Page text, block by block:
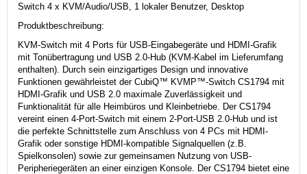
Switch 4 x KVM/Audio/USB, 1 lokaler Benutzer, Desktop
Produktbeschreibung:
KVM-Switch mit 4 Ports für USB-Eingabegeräte und HDMI-Grafik
mit Tonübertragung und USB 2.0-Hub (KVM-Kabel im Lieferumfang
enthalten). Durch sein einzigartiges Design und innovative
Funktionen gewährleistet der CubiQ™ KVMP™-Switch CS1794 mit
HDMI-Grafik und USB 2.0 maximale Zuverlässigkeit und
Funktionalität für alle Heimbüros und Kleinbetriebe. Der CS1794
vereint einen 4-Port-Switch mit einem 2-Port-USB 2.0-Hub und ist
die perfekte Schnittstelle zum Anschluss von 4 PCs mit HDMI-
Grafik oder sonstige HDMI-kompatible Signalquellen (z.B.
Spielkonsolen) sowie zur gemeinsamen Nutzung von USB-
Peripheriegeräten an einer einzigen Konsole. Der CS1794 bietet eine